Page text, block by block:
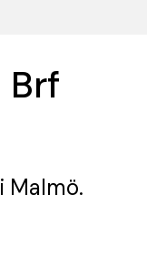
Brf
i Malmö.